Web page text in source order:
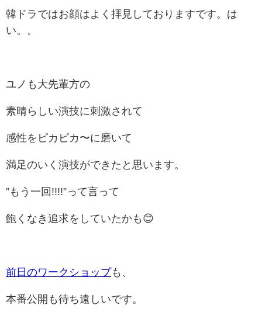
韓ドラではお顔はよく拝見しておりますです。は
い。。
ユノも大先輩方の
素晴らしい演技に刺激されて
感性をピカピカ〜に磨いて
満足のいく演技ができたと思います。
”もう一回!!!!”って言って
飽くなき追求をしていたかも😊
前日のワークショップも、
本番公開も待ち遠しいです。